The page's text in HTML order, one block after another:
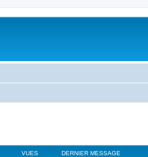
VUES DERNIER MESSAGE